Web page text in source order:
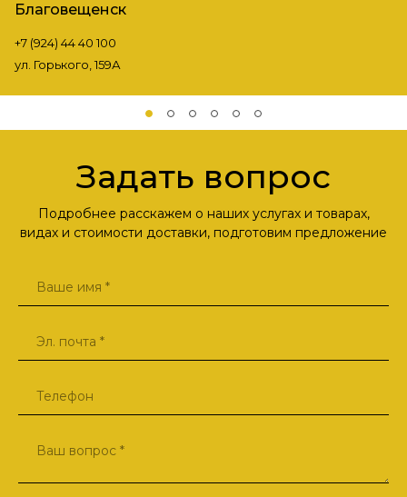
Благовещенск
+7 (924) 44 40 100
ул. Горького, 159А
Задать вопрос
Подробнее расскажем о наших услугах и товарах,
видах и стоимости доставки, подготовим предложение